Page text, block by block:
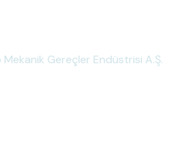
Mekanik Gereçler Endüstrisi A.Ş.